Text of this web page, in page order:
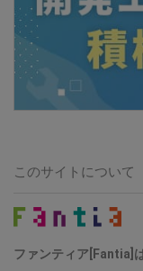
このサイトについて
ファンティア[Fantia]